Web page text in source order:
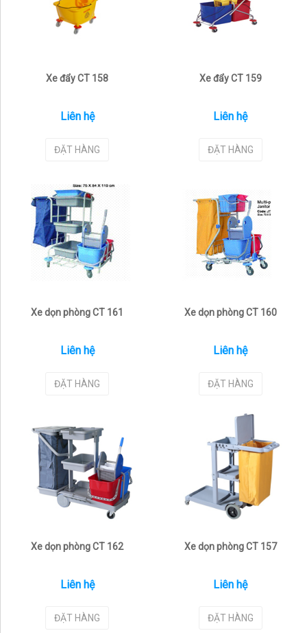
Xe đẩy CT 158
Liên hệ
ĐẶT HÀNG
Xe đẩy CT 159
Liên hệ
ĐẶT HÀNG
Xe dọn phòng CT 161
Liên hệ
ĐẶT HÀNG
Xe dọn phòng CT 160
Liên hệ
ĐẶT HÀNG
Xe dọn phòng CT 162
Liên hệ
ĐẶT HÀNG
Xe dọn phòng CT 157
Liên hệ
ĐẶT HÀNG